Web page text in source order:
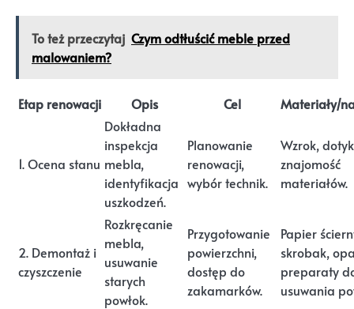
To też przeczytaj Czym odtłuścić meble przed
malowaniem?
Etap renowacji Opis Cel Materiały/
1. Ocena stanu
Dokładna
inspekcja
mebla,
identyfikacja
uszkodzeń.
Planowanie
renowacji,
wybór technik.
Wzrok,
znajomość
materiałów.
2. Demontaż i
czyszczenie
Rozkręcanie
mebla,
usuwanie
starych
powłok.
Przygotowanie
powierzchni,
dostęp do
zakamarków.
Papier
skrobak,
preparaty
usuwania